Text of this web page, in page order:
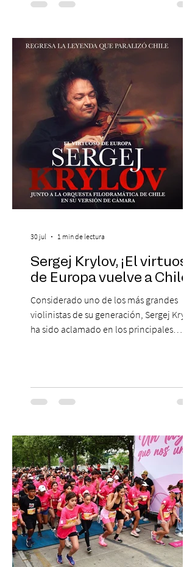
Chilena conmemorará su legado de 60
19:00 horas, en el Teatro Municipal de
Santiago. La celebración reunirá a la
máxima exponente de la música popular
peruana, Eva Ayllón, al Cuarteto Austral y
un repertorio que recorrerá seis décadas
de obras que transformaron l
Sergej Krylov, ¡El virtuoso
de Europa vuelve a Chile!
Considerado uno de los más grandes
violinistas de su generación, Sergej Krylov
ha sido aclamado en los principales
escenario del Teatro CA660 para
protagonizar una velada extraordinaria
Las Cuatro Estaciones de Antonio Vivaldi y
Las Cuatro Estaciones Porteñas de Astor
Piazzolla. Déja
30 jul 1 min de lectura